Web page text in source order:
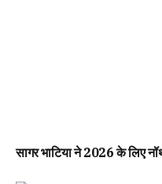
सागर भाटिया ने 2026 के लिए